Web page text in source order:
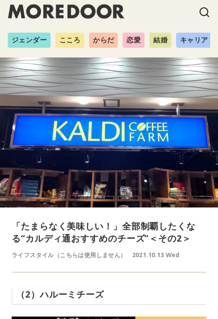
ジェンダー こころ からだ 恋愛 結婚 キャリア
「たまらなく美味しい！」全部制覇したくな
る“カルディ通おすすめのチーズ”＜その2＞
ライフスタイル（こちらは使用しません） 2021.10.13 Wed
（2）ハルーミチーズ